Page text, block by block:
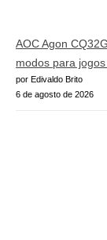
AOC Agon
modos para
por Edivaldo Brito
6 de agosto de 2026